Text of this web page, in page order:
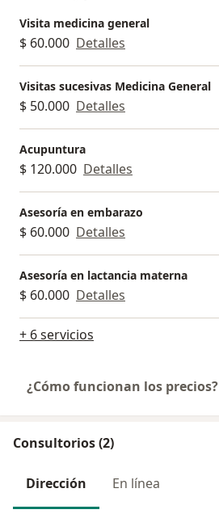
Visita medicina general
$ 60.000 Detalles
Visitas sucesivas Medicina General
$ 50.000 Detalles
Acupuntura
$ 120.000 Detalles
Asesoría en embarazo
$ 60.000 Detalles
Asesoría en lactancia materna
$ 60.000 Detalles
+ 6 servicios
¿Cómo funcionan los precios?
Consultorios (2)
Dirección En línea